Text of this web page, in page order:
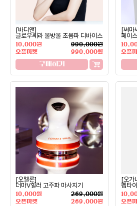
[바디앤]
글로우쎄라 물방울 초음파 디바이스
10,000원
990,000원
오픈마켓
990,000원
구매하기
[써마
페이
오픈
[오멜론]
더마V힐러 고주파 마사지기
10,000원
269,000원
오픈마켓
269,000원
[오가
펩타
오픈